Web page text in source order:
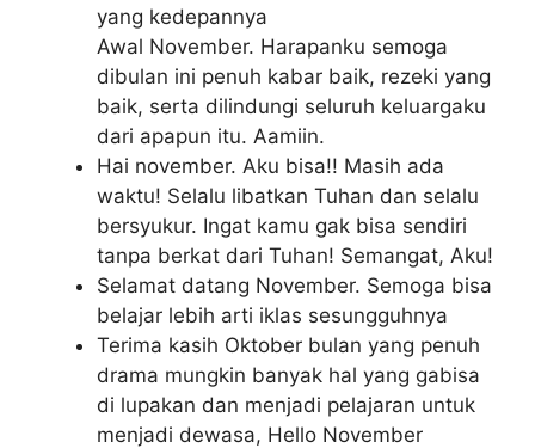
yang kedepannya
Awal November. Harapanku semoga
dibulan ini penuh kabar baik, rezeki yang
baik, serta dilindungi seluruh keluargaku
dari apapun itu. Aamiin.
Hai november. Aku bisa!! Masih ada
waktu! Selalu libatkan Tuhan dan selalu
bersyukur. Ingat kamu gak bisa sendiri
tanpa berkat dari Tuhan! Semangat, Aku!
Selamat datang November. Semoga bisa
belajar lebih arti iklas sesungguhnya
Terima kasih Oktober bulan yang penuh
drama mungkin banyak hal yang gabisa
di lupakan dan menjadi pelajaran untuk
menjadi dewasa, Hello November